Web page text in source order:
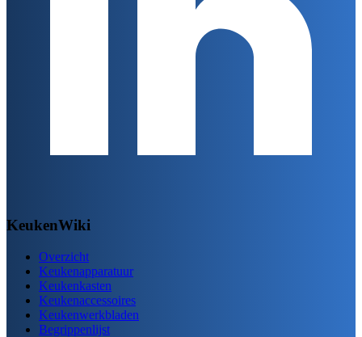
KeukenWiki
Overzicht
Keukenapparatuur
Keukenkasten
Keukenaccessoires
Keukenwerkbladen
Begrippenlijst